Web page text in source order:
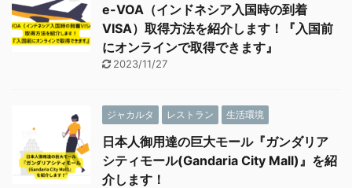
e-VOA（インドネシア入国時の到着
VISA）取得方法を紹介します！『入国前
にオンラインで取得できます』
2023/11/27
ジャカルタ レストラン 生活環境
日本人御用達の巨大モール『ガンダリア
シティモール(Gandaria City Mall)』を紹
介します！